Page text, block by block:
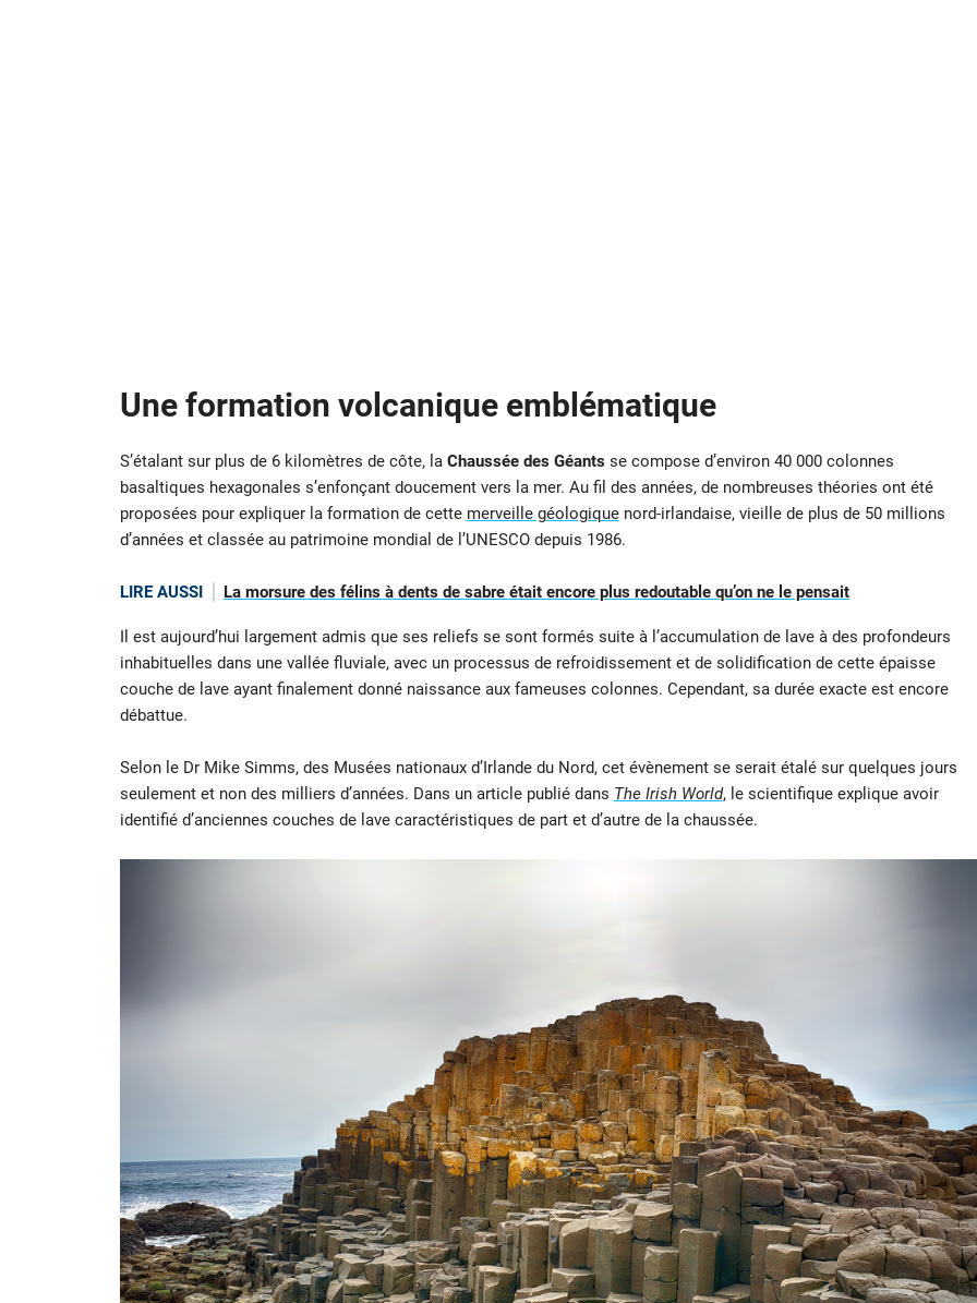
Une formation volcanique emblématique
S’étalant sur plus de 6 kilomètres de côte, la Chaussée des Géantsse compose d’environ 40 000 colonnes
basaltiques hexagonales s’enfonçant doucement vers la mer. Au fil des années, de nombreuses théories ont été
proposées pour expliquer la formation de cette merveille géologiquenord-irlandaise, vieille de plus de 50 millions
d’années et classée au patrimoine mondial de l’UNESCO depuis 1986.
LIRE AUSSI La morsure des félins à dents de sabre était encore plus redoutable qu’on ne le pensait
Il est aujourd’hui largement admis que ses reliefs se sont formés suite à l’accumulation de lave à des profondeurs
inhabituelles dans une vallée fluviale, avec un processus de refroidissement et de solidification de cette épaisse
couche de lave ayant finalement donné naissance aux fameuses colonnes. Cependant, sa durée exacte est encore
débattue.
Selon le Dr Mike Simms, des Musées nationaux d’Irlande du Nord, cet évènement se serait étalé sur quelques jours
seulement et non des milliers d’années. Dans un article publié dans The Irish World, le scientifique explique avoir
identifié d’anciennes couches de lave caractéristiques de part et d’autre de la chaussée.